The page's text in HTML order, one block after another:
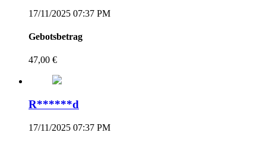
17/11/2025 07:37 PM
Gebotsbetrag
47,00 €
R******d
17/11/2025 07:37 PM